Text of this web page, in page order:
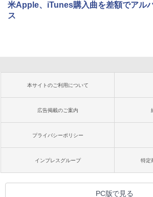
米Apple、iTunes購入曲を差額でアル
ス
本サイトのご利用について
広告掲載のご案内
プライバシーポリシー
インプレスグループ 特定
PC版で見る